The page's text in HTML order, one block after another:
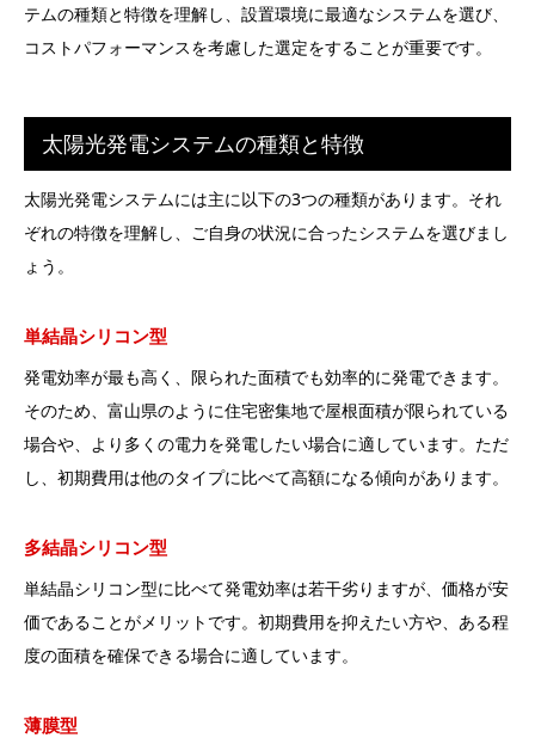
テムの種類と特徴を理解し、設置環境に最適なシステムを選び、
コストパフォーマンスを考慮した選定をすることが重要です。
太陽光発電システムの種類と特徴
太陽光発電システムには主に以下の3つの種類があります。それ
ぞれの特徴を理解し、ご自身の状況に合ったシステムを選びまし
ょう。
単結晶シリコン型
発電効率が最も高く、限られた面積でも効率的に発電できます。
そのため、富山県のように住宅密集地で屋根面積が限られている
場合や、より多くの電力を発電したい場合に適しています。ただ
し、初期費用は他のタイプに比べて高額になる傾向があります。
多結晶シリコン型
単結晶シリコン型に比べて発電効率は若干劣りますが、価格が安
価であることがメリットです。初期費用を抑えたい方や、ある程
度の面積を確保できる場合に適しています。
薄膜型